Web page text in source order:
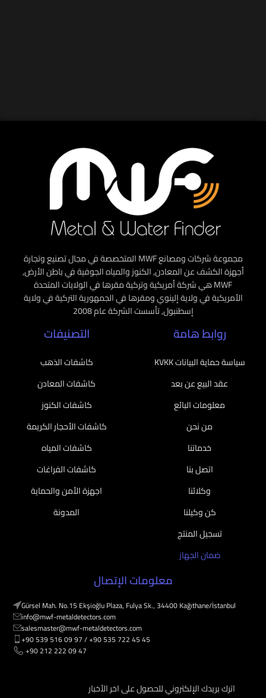
مجموعة شركات ومصانع MWF المتخصصة في مجال تصنيع وتجارة
أجهزة الكشف عن المعادن, الكنوز والمياه الجوفية في باطن الأرض,
MWF هي شركة أمريكية وتركية مقرها في الولايات المتحدة
الأمريكية في ولاية إلينوي ومقرها في الجمهورية التركية في ولاية
إسطنبول, تأسست الشركة عام 2008
روابط هامة
سياسة حماية البيانات KVKK
عقد البيع عن بعد
معلومات البائع
من نحن
خدماتنا
اتصل بنا
وكلائنا
كن وكيلنا
تسجيل المنتج
ضمان الجهاز
التصنيفات
كاشفات الذهب
كاشفات المعادن
كاشفات الكنوز
كاشفات الأحجار الكريمة
كاشفات المياه
كاشفات الفراغات
اجهزة الأمن والحماية
المدونة
معلومات الإتصال
Gürsel Mah. No.15 Ekşioğlu Plaza, Fulya Sk., 34400 Kağıthane/İstanbul
info@mwf-metaldetectors.com
salesmaster@mwf-metaldetectors.com
+90 539 516 09 97 / ‎‪+90 535 722 45 45
‎‪ +90 212 222 09 47
اترك بريدك الإلكتروني للحصول على اخر الأخبار